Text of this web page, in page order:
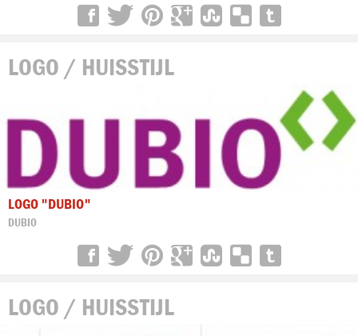
LOGO / HUISSTIJL
LOGO "DUBIO"
DUBIO
LOGO / HUISSTIJL